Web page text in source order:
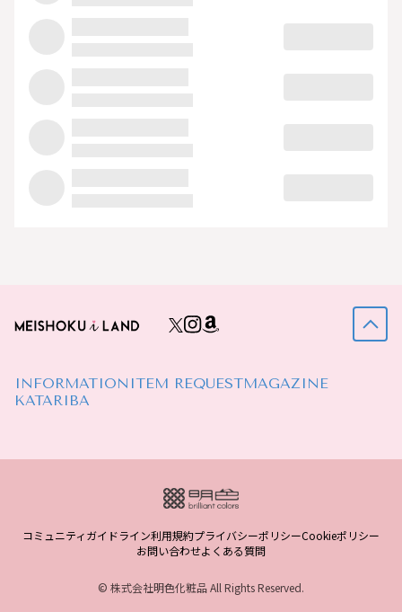
INFORMATION ITEM REQUESTMAGAZINE
KATARIBA
コミュニティガイドライン利用規約プライバシーポリシーCookieポリシー
お問い合わせよくある質問
© 株式会社明色化粧品 All Rights Reserved.